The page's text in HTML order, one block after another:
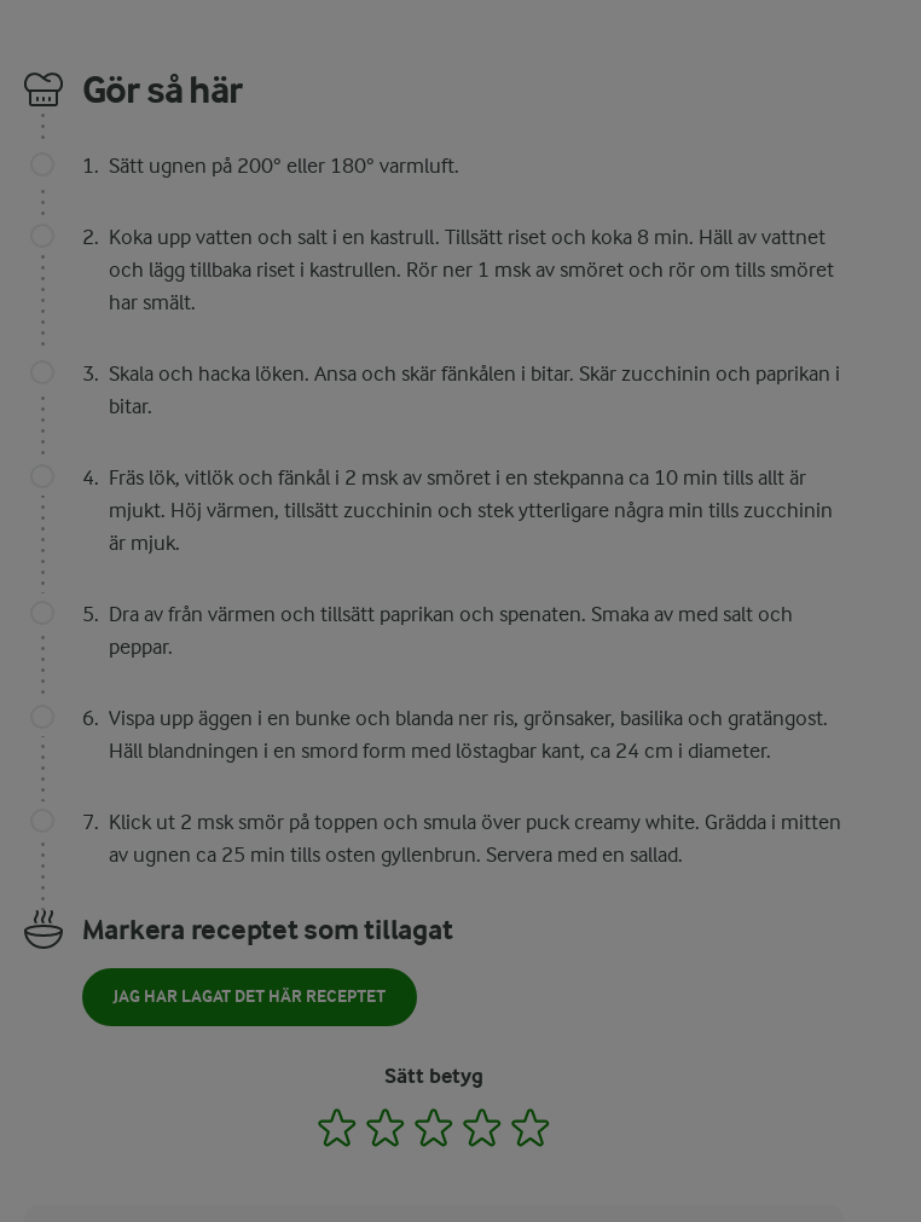
Gör så här
Sätt ugnen på 200° eller 180° varmluft.
Koka upp vatten och salt i en kastrull. Tillsätt riset och koka 8 min. Häll av vattnet
och lägg tillbaka riset i kastrullen. Rör ner 1 msk av smöret och rör om tills smöret
har smält.
Skala och hacka löken. Ansa och skär fänkålen i bitar. Skär zucchinin och paprikan i
bitar.
Fräs lök, vitlök och fänkål i 2 msk av smöret i en stekpanna ca 10 min tills allt är
mjukt. Höj värmen, tillsätt zucchinin och stek ytterligare några min tills zucchinin
är mjuk.
Dra av från värmen och tillsätt paprikan och spenaten. Smaka av med salt och
peppar.
Vispa upp äggen i en bunke och blanda ner ris, grönsaker, basilika och gratängost.
Häll blandningen i en smord form med löstagbar kant, ca 24 cm i diameter.
Klick ut 2 msk smör på toppen och smula över puck creamy white. Grädda i mitten
av ugnen ca 25 min tills osten gyllenbrun. Servera med en sallad.
Markera receptet som tillagat
JAG HAR LAGAT DET HÄR RECEPTET
Sätt betyg
1 2 3 4